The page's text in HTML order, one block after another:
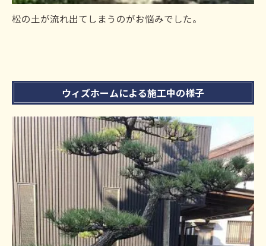
松の土が流れ出てしまうのがお悩みでした。
ウィズホームによる施工中の様子